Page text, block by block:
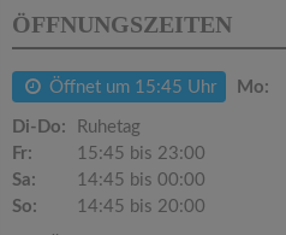
ÖFFNUNGSZEITEN
Öffnet um 15:45 Uhr Mo:
Di-Do:
Ruhetag
Fr:
15:45 bis 23:00
Sa:
14:45 bis 00:00
So:
14:45 bis 20:00
t
i